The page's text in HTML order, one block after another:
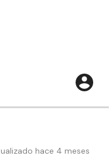
hace 4 meses